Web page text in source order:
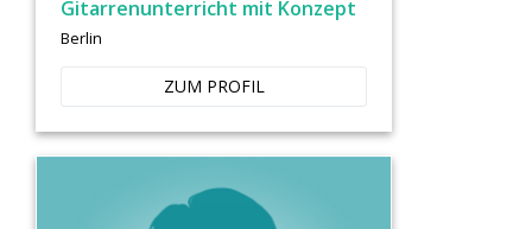
Gitarrenunterricht mit Konzept
Berlin
ZUM PROFIL